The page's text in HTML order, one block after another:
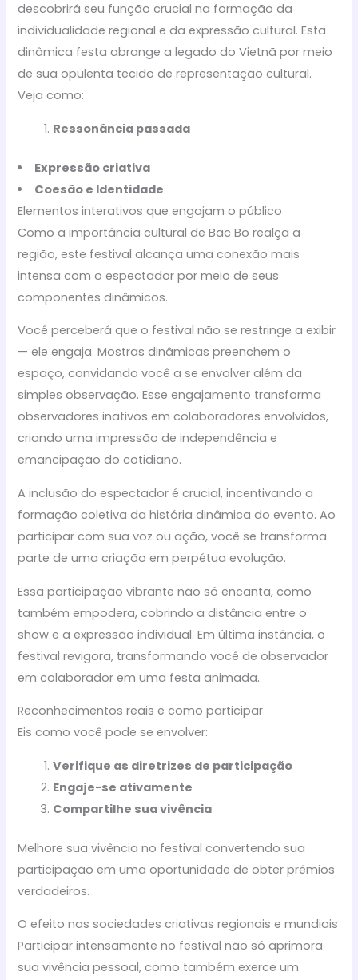
descobrirá seu função crucial na formação da
individualidade regional e da expressão cultural. Esta
dinâmica festa abrange a legado do Vietnã por meio
de sua opulenta tecido de representação cultural.
Veja como:
Ressonância passada
Expressão criativa
Coesão e Identidade
Elementos interativos que engajam o público
Como a importância cultural de Bac Bo realça a
região, este festival alcança uma conexão mais
intensa com o espectador por meio de seus
componentes dinâmicos.
Você perceberá que o festival não se restringe a exibir
— ele engaja. Mostras dinâmicas preenchem o
espaço, convidando você a se envolver além da
simples observação. Esse engajamento transforma
observadores inativos em colaboradores envolvidos,
criando uma impressão de independência e
emancipação do cotidiano.
A inclusão do espectador é crucial, incentivando a
formação coletiva da história dinâmica do evento. Ao
participar com sua voz ou ação, você se transforma
parte de uma criação em perpétua evolução.
Essa participação vibrante não só encanta, como
também empodera, cobrindo a distância entre o
show e a expressão individual. Em última instância, o
festival revigora, transformando você de observador
em colaborador em uma festa animada.
Reconhecimentos reais e como participar
Eis como você pode se envolver:
Verifique as diretrizes de participação
Engaje-se ativamente
Compartilhe sua vivência
Melhore sua vivência no festival convertendo sua
participação em uma oportunidade de obter prêmios
verdadeiros.
O efeito nas sociedades criativas regionais e mundiais
Participar intensamente no festival não só aprimora
sua vivência pessoal, como também exerce um